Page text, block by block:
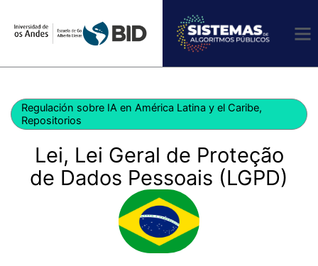
Regulación sobre IA en América Latina y el Caribe,
Repositorios
Lei, Lei Geral de Proteção
de Dados Pessoais (LGPD)